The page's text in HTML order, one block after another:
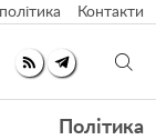
Контакти
Політика